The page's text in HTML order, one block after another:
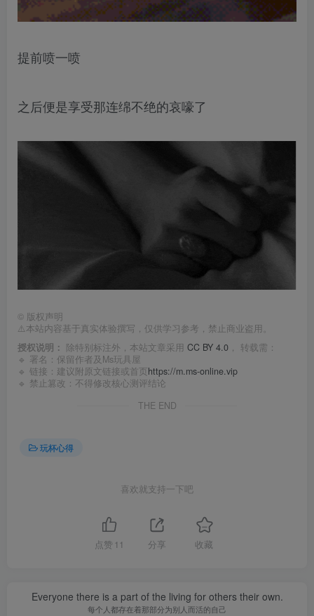
提前喷一喷
之后便是享受那连绵不绝的哀嚎了
© 版权声明
⚠️本站内容基于真实体验撰写，仅供学习参考，禁止商业盗用。
授权说明： 除特别标注外，本站文章采用 CC BY 4.0 ， 转载需：
🔹 署名：保留作者及 Ms玩具屋
🔹 链接：建议附原文链接或首页https://m.ms-online.vip
🔹 禁止篡改：不得修改核心测评结论
THE END
玩杯心得
喜欢就支持一下吧
点赞 11 分享 收藏
Everyone there is a part of the living for others their own.
每个人都存在着那部分为别人而活的自己